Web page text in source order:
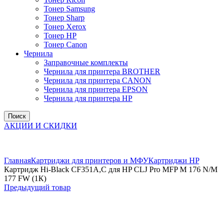
Тонер Samsung
Тонер Sharp
Тонер Xerox
Тонер НР
Тонер Саnon
Чернила
Заправочные комплекты
Чернила для принтера BROTHER
Чернила для принтера CANON
Чернила для принтера EPSON
Чернила для принтера HP
Поиск
АКЦИИ И СКИДКИ
ГлавнаяКартриджи для принтеров и МФУКартриджи HP
Картридж Hi-Black CF351A,C для HP CLJ Pro MFP M 176 N/M
177 FW (1К)
Предыдущий товар